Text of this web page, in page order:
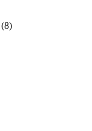
(8)